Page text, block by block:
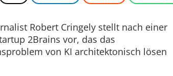
Robert Cringely stellt nach einer
2Brains vor, das das
von KI architektonisch lösen